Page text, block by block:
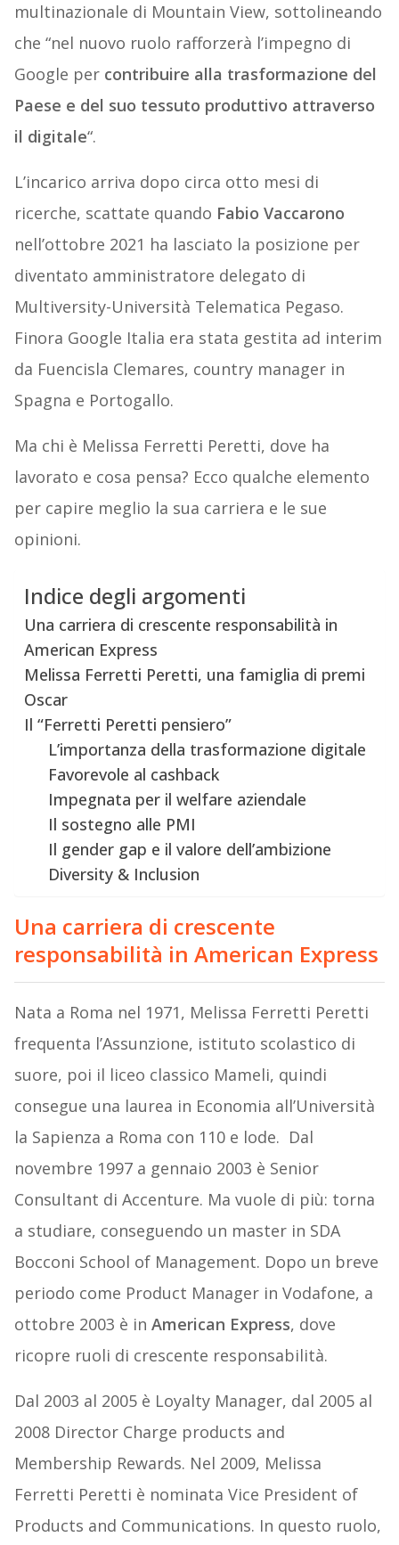
multinazionale di Mountain View, sottolineando
che “nel nuovo ruolo rafforzerà l’impegno di
Google per contribuire alla trasformazione del
Paese e del suo tessuto produttivo attraverso
il digitale“.
L’incarico arriva dopo circa otto mesi di
ricerche, scattate quando Fabio Vaccarono
nell’ottobre 2021 ha lasciato la posizione per
diventato amministratore delegato di
Multiversity-Università Telematica Pegaso.
Finora Google Italia era stata gestita ad interim
da Fuencisla Clemares, country manager in
Spagna e Portogallo.
Ma chi è Melissa Ferretti Peretti, dove ha
lavorato e cosa pensa? Ecco qualche elemento
per capire meglio la sua carriera e le sue
opinioni.
Indice degli argomenti
Una carriera di crescente responsabilità in
American Express
Melissa Ferretti Peretti, una famiglia di premi
Oscar
Il “Ferretti Peretti pensiero”
L’importanza della trasformazione digitale
Favorevole al cashback
Impegnata per il welfare aziendale
Il sostegno alle PMI
Il gender gap e il valore dell’ambizione
Diversity & Inclusion
Una carriera di crescente
responsabilità in American Express
Nata a Roma nel 1971, Melissa Ferretti Peretti
frequenta l’Assunzione, istituto scolastico di
suore, poi il liceo classico Mameli, quindi
consegue una laurea in Economia all’Università
la Sapienza a Roma con 110 e lode. Dal
novembre 1997 a gennaio 2003 è Senior
Consultant di Accenture. Ma vuole di più: torna
a studiare, conseguendo un master in SDA
Bocconi School of Management. Dopo un breve
periodo come Product Manager in Vodafone, a
ottobre 2003 è in American Express, dove
ricopre ruoli di crescente responsabilità.
Dal 2003 al 2005 è Loyalty Manager, dal 2005 al
2008 Director Charge products and
Membership Rewards. Nel 2009, Melissa
Ferretti Peretti è nominata Vice President of
Products and Communications. In questo ruolo,